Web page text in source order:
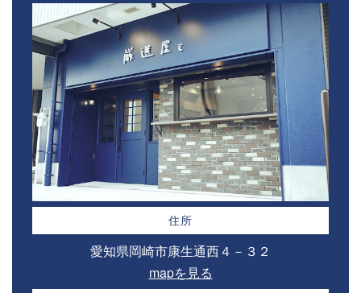
住所
愛知県岡崎市康生通西４－３２⁣
mapを見る